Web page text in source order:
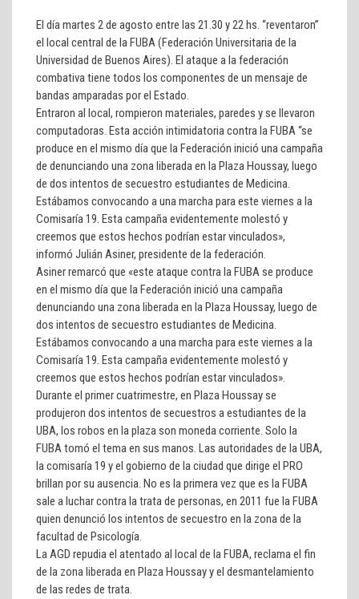
El día martes 2 de agosto entre las 21.30 y 22 hs. “reventaron”
el local central de la FUBA (Federación Universitaria de la
Universidad de Buenos Aires). El ataque a la federación
combativa tiene todos los componentes de un mensaje de
bandas amparadas por el Estado.
Entraron al local, rompieron materiales, paredes y se llevaron
computadoras. Esta acción intimidatoria contra la FUBA “se
produce en el mismo día que la Federación inició una campaña
de denunciando una zona liberada en la Plaza Houssay, luego
de dos intentos de secuestro estudiantes de Medicina.
Estábamos convocando a una marcha para este viernes a la
Comisaría 19. Esta campaña evidentemente molestó y
creemos que estos hechos podrían estar vinculados»,
informó Julián Asiner, presidente de la federación.
Asiner remarcó que «este ataque contra la FUBA se produce
en el mismo día que la Federación inició una campaña
denunciando una zona liberada en la Plaza Houssay, luego de
dos intentos de secuestro estudiantes de Medicina.
Estábamos convocando a una marcha para este viernes a la
Comisaría 19. Esta campaña evidentemente molestó y
creemos que estos hechos podrían estar vinculados».
Durante el primer cuatrimestre, en Plaza Houssay se
produjeron dos intentos de secuestros a estudiantes de la
UBA, los robos en la plaza son moneda corriente. Solo la
FUBA tomó el tema en sus manos. Las autoridades de la UBA,
la comisaría 19 y el gobierno de la ciudad que dirige el PRO
brillan por su ausencia. No es la primera vez que es la FUBA
sale a luchar contra la trata de personas, en 2011 fue la FUBA
quien denunció los intentos de secuestro en la zona de la
facultad de Psicología.
La AGD repudia el atentado al local de la FUBA, reclama el fin
de la zona liberada en Plaza Houssay y el desmantelamiento
de las redes de trata.